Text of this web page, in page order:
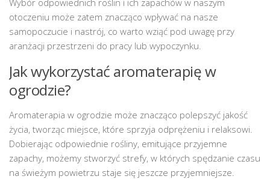
otoczeniu może zatem znacząco wpływać na nasze
samopoczucie i nastrój, co warto wziąć pod uwagę przy
aranżacji przestrzeni do pracy lub wypoczynku.
Jak wykorzystać aromaterapię w
ogrodzie?
Aromaterapia w ogrodzie może znacząco polepszyć jakość
życia, tworząc miejsce, które sprzyja odprężeniu i relaksowi.
Dobierając odpowiednie rośliny, emitujące przyjemne
zapachy, możemy stworzyć strefy, w których spędzanie czasu
na świeżym powietrzu staje się jeszcze przyjemniejsze.